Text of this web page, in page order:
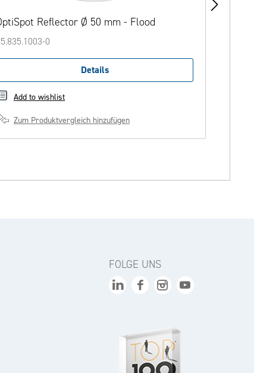
Reflector Ø 50 mm - Flood
0
Details
Add to wishlist
Zum Produktvergleich hinzufügen
FOLGE UNS